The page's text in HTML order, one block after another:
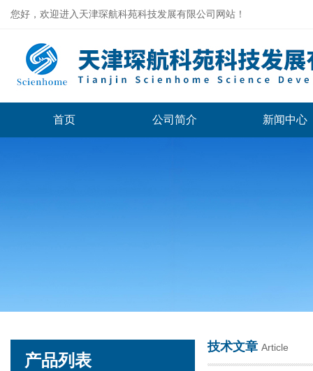
您好，欢迎进入天津琛航科苑科技发展有限公司网站！
首页 公司简介 新闻中心
产品列表
技术文章 Article